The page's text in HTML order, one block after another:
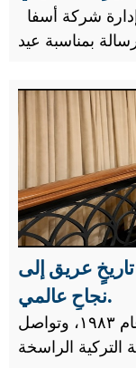
بمناسبة عيد
عريق إلى
نجاحٍ عالمي.
تأسست أسفا القابضة في إسطنبول عام ١٩٨٣، وتواصل
التركية الراسخة